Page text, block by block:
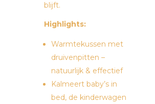
blijft.
Highlights:
Warmtekussen met
druivenpitten –
natuurlijk & effectief
Kalmeert baby’s in
bed, de kinderwagen